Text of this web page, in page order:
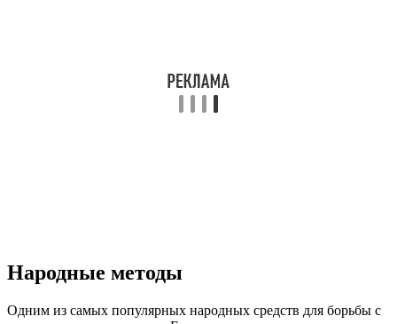
Народные методы
Одним из самых популярных народных средств для борьбы с